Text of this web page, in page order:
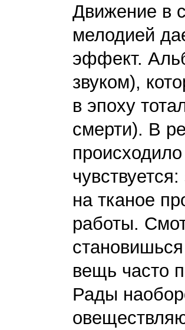
Движение в
мелодией
эффект.
звуком),
в эпоху
смерти). В
на тканое
работы.
вещь часто
Рады